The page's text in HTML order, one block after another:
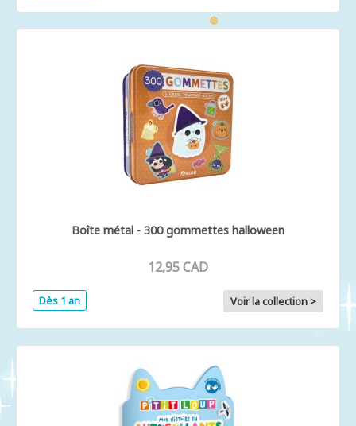
Boîte métal - 300 gommettes halloween
12,95 CAD
Dès 1 an Voir la collection >